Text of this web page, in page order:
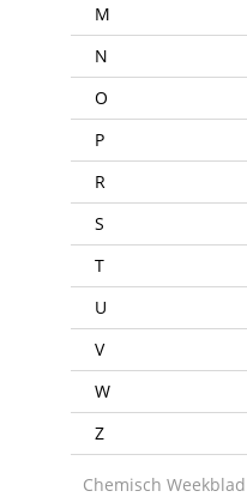
M
N
O
P
R
S
T
U
V
W
Z
Chemisch Weekblad